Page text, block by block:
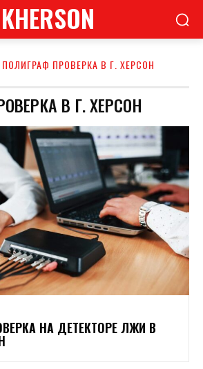
KHERSON
ПОЛИГРАФ ПРОВЕРКА В Г. ХЕРСОН
В Г. ХЕРСОН
НА ДЕТЕКТОРЕ ЛЖИ В